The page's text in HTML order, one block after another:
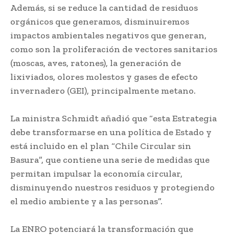
Además, si se reduce la cantidad de residuos
orgánicos que generamos, disminuiremos
impactos ambientales negativos que generan,
como son la proliferación de vectores sanitarios
(moscas, aves, ratones), la generación de
lixiviados, olores molestos y gases de efecto
invernadero (GEI), principalmente metano.
La ministra Schmidt añadió que “esta Estrategia
debe transformarse en una política de Estado y
está incluido en el plan “Chile Circular sin
Basura”, que contiene una serie de medidas que
permitan impulsar la economía circular,
disminuyendo nuestros residuos y protegiendo
el medio ambiente y a las personas”.
La ENRO potenciará la transformación que